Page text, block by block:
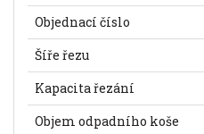
Objednací číslo
Šíře řezu
Kapacita řezání
Objem odpadního koše